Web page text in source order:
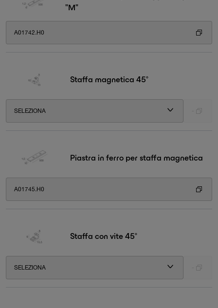
"M"
A01742.H0
Staffa magnetica 45°
SELEZIONA
Piastra in ferro per staffa magnetica
A01745.H0
Staffa con vite 45°
SELEZIONA